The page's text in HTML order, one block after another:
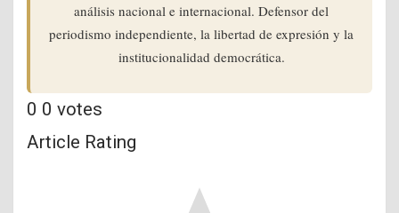
análisis nacional e internacional. Defensor del
periodismo independiente, la libertad de expresión y la
institucionalidad democrática.
0 0 votes
Article Rating